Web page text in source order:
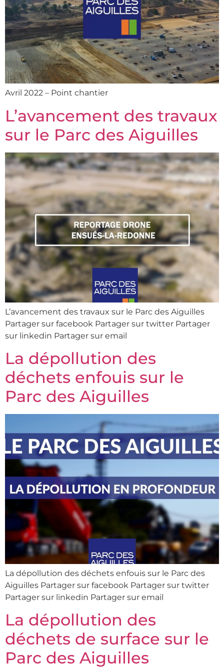
Avril 2022 – Point chantier
L’avancement des travaux
sur le Parc des Aiguilles
L’avancement des travaux sur le Parc des Aiguilles
Partager sur facebook Partager sur twitter Partager
sur linkedin Partager sur email
La dépollution des
déchets enfouis sur le
Parc des Aiguilles
La dépollution des déchets enfouis sur le Parc des
Aiguilles Partager sur facebook Partager sur twitter
Partager sur linkedin Partager sur email
La dépollution des
déchets de surface sur le
Parc des Aiguilles